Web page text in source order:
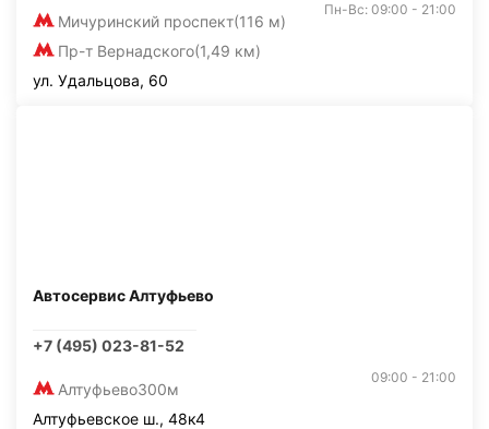
Мичуринский проспект(116 м)
Пр-т Вернадского(1,49 км)
Пн-Вс: 09:00 - 21:00
ул. Удальцова, 60
Автосервис Алтуфьево
+7 (495) 023-81-52
Алтуфьево300м
09:00 - 21:00
Алтуфьевское ш., 48к4